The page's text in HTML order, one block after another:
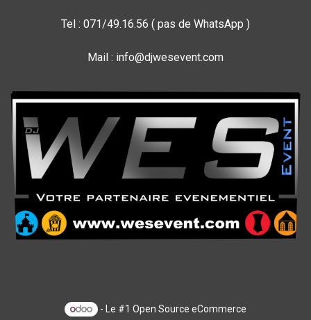
Tel : 071/49.16.56 ( pas de WhatsApp )
Mail : info@djwesevent.com
- Le #1Open Source eCommerce